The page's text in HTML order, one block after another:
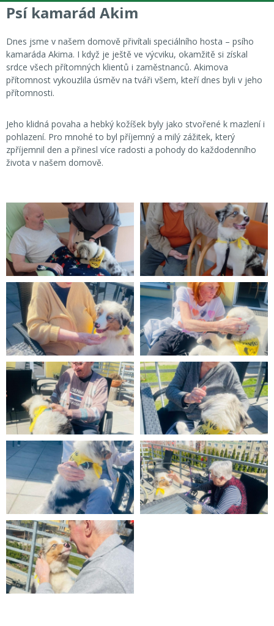
Psí kamarád Akim
Dnes jsme v našem domově přivítali speciálního hosta – psího
kamaráda Akima. I když je ještě ve výcviku, okamžitě si získal
srdce všech přítomných klientů i zaměstnanců. Akimova
přítomnost vykouzlila úsměv na tváři všem, kteří dnes byli v jeho
přítomnosti.
Jeho klidná povaha a hebký kožíšek byly jako stvořené k mazlení i
pohlazení. Pro mnohé to byl příjemný a milý zážitek, který
zpříjemnil den a přinesl více radosti a pohody do každodenního
života v našem domově.